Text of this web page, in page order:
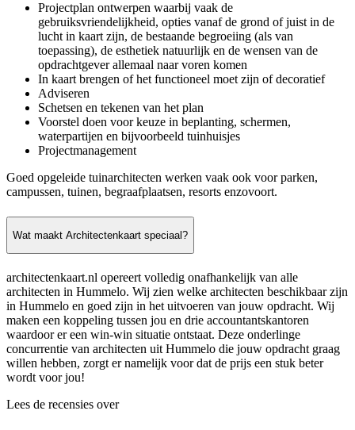
Projectplan ontwerpen waarbij vaak de
gebruiksvriendelijkheid, opties vanaf de grond of juist in de
lucht in kaart zijn, de bestaande begroeiing (als van
toepassing), de esthetiek natuurlijk en de wensen van de
opdrachtgever allemaal naar voren komen
In kaart brengen of het functioneel moet zijn of decoratief
Adviseren
Schetsen en tekenen van het plan
Voorstel doen voor keuze in beplanting, schermen,
waterpartijen en bijvoorbeeld tuinhuisjes
Projectmanagement
Goed opgeleide tuinarchitecten werken vaak ook voor parken,
campussen, tuinen, begraafplaatsen, resorts enzovoort.
Wat maakt Architectenkaart speciaal?
architectenkaart.nl opereert volledig onafhankelijk van alle
architecten in Hummelo. Wij zien welke architecten beschikbaar zijn
in Hummelo en goed zijn in het uitvoeren van jouw opdracht. Wij
maken een koppeling tussen jou en drie accountantskantoren
waardoor er een win-win situatie ontstaat. Deze onderlinge
concurrentie van architecten uit Hummelo die jouw opdracht graag
willen hebben, zorgt er namelijk voor dat de prijs een stuk beter
wordt voor jou!
Lees de recensies over